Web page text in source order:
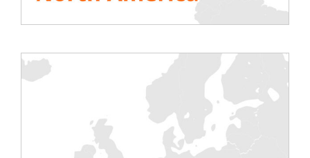
szafach komputerowych. Prawidłowo umieszczona
przesłona przyczynia się do dobrego
nadmiernemu mieszaniu się ciepłego i zimnego
powietrza podczas badania.
⮚Te ergonomiczne akcesoria są specjalnie
zaprojektowane do szaf komputerowych w
centrach danych, co pozwala zaoszczędzić czas na
instalacjach.